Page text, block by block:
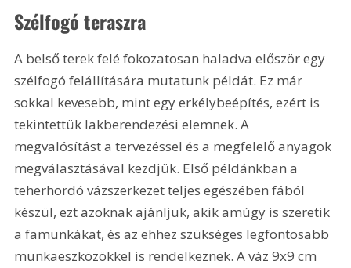
Szélfogó teraszra
A belső terek felé fokozatosan haladva először egy
szélfogó felállítására mutatunk példát. Ez már
sokkal kevesebb, mint egy erkélybeépítés, ezért is
tekintettük lakberendezési elemnek. A
megvalósítást a tervezéssel és a megfelelő anyagok
megválasztásával kezdjük. Első példánkban a
teherhordó vázszerkezet teljes egészében fából
készül, ezt azoknak ajánljuk, akik amúgy is szeretik
a famunkákat, és az ehhez szükséges legfontosabb
munkaeszközökkel is rendelkeznek. A váz 9x9 cm